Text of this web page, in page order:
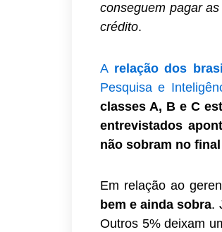
conseguem pagar
crédito.
A relação dos
Pesquisa e
classes A, B e C
entrevistados
não sobram no
Em relação ao
bem e ainda sobra.
Outros 5% deixam